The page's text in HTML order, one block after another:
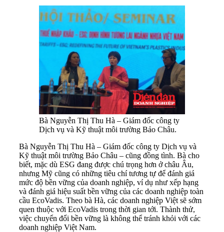
Bà Nguyễn Thị Thu Hà – Giám đốc công ty
Dịch vụ và Kỹ thuật môi trường Bảo Châu.
Bà Nguyễn Thị Thu Hà – Giám đốc công ty Dịch vụ và
Kỹ thuật môi trường Bảo Châu – cũng đồng tình. Bà cho
biết, mặc dù ESG đang được chú trọng hơn ở châu Âu,
nhưng Mỹ cũng có những tiêu chí tương tự để đánh giá
mức độ bền vững của doanh nghiệp, ví dụ như xếp hạng
và đánh giá hiệu suất bền vững của các doanh nghiệp toàn
cầu EcoVadis. Theo bà Hà, các doanh nghiệp Việt sẽ sớm
quen thuộc với EcoVadis trong thời gian tới. Thành thử,
việc chuyển đổi bền vững là không thể tránh khỏi với các
doanh nghiệp Việt Nam.